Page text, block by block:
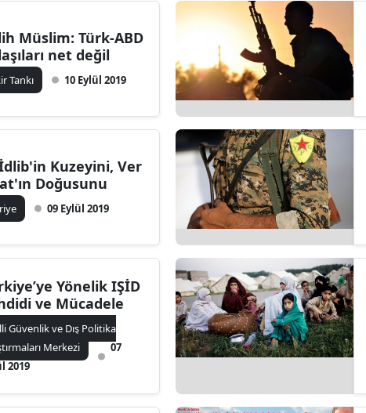
Müslim: Türk-ABD
net değil
Tankı 10 Eylül 2019
Kuzeyini, Ver
Doğusunu
09 Eylül 2019
Yönelik IŞİD
ve Mücadele
Güvenlik ve Dış Politika
Merkezi
07
2019